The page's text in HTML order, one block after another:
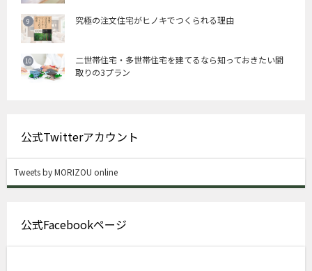
究極の注文住宅がヒノキでつくられる理由
二世帯住宅・多世帯住宅を建てるなら知っておきたい間
取りの3プラン
公式Twitterアカウント
Tweets by MORIZOU online
公式Facebookページ